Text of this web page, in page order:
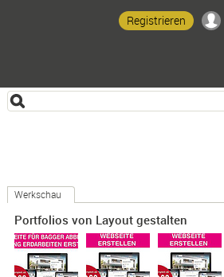
Registrieren
Werkschau
Portfolios von Layout gestalten